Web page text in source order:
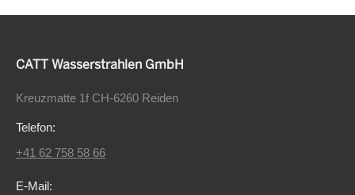
CATT Wasserstrahlen GmbH
Kreuzmatte 1f CH-6260 Reiden
Telefon:
+41 62 758 58 66
E-Mail: